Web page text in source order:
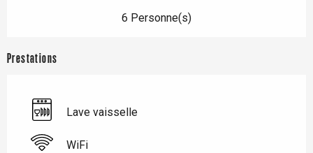
6 Personne(s)
Prestations
Lave vaisselle
WiFi